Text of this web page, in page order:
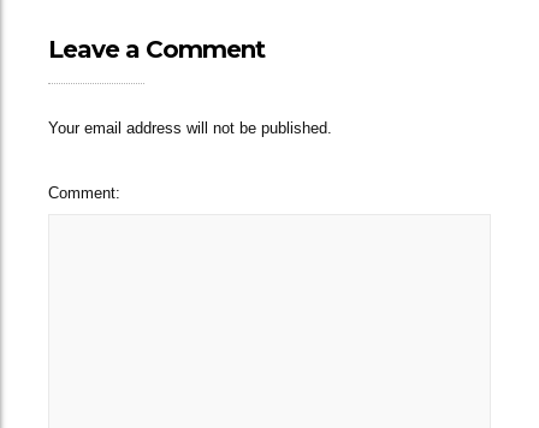
Leave a Comment
Your email address will not be published.
Comment: